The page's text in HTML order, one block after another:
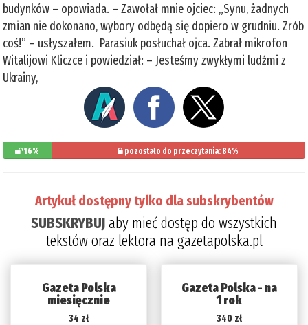
budynków – opowiada. – Zawołał mnie ojciec: „Synu, żadnych
zmian nie dokonano, wybory odbędą się dopiero w grudniu. Zrób
coś!” – usłyszałem. Parasiuk posłuchał ojca. Zabrał mikrofon
Witalijowi Kliczce i powiedział: – Jesteśmy zwykłymi ludźmi z
Ukrainy,
16% pozostało do przeczytania: 84%
Artykuł dostępny tylko dla subskrybentów
SUBSKRYBUJaby mieć dostęp do wszystkich
tekstów oraz lektora na gazetapolska.pl
Gazeta Polska
miesięcznie
34 zł
Gazeta Polska - na
1 rok
340 zł